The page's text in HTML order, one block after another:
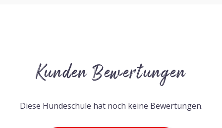
Kunden Bewertungen
Diese Hundeschule hat noch keine Bewertungen.